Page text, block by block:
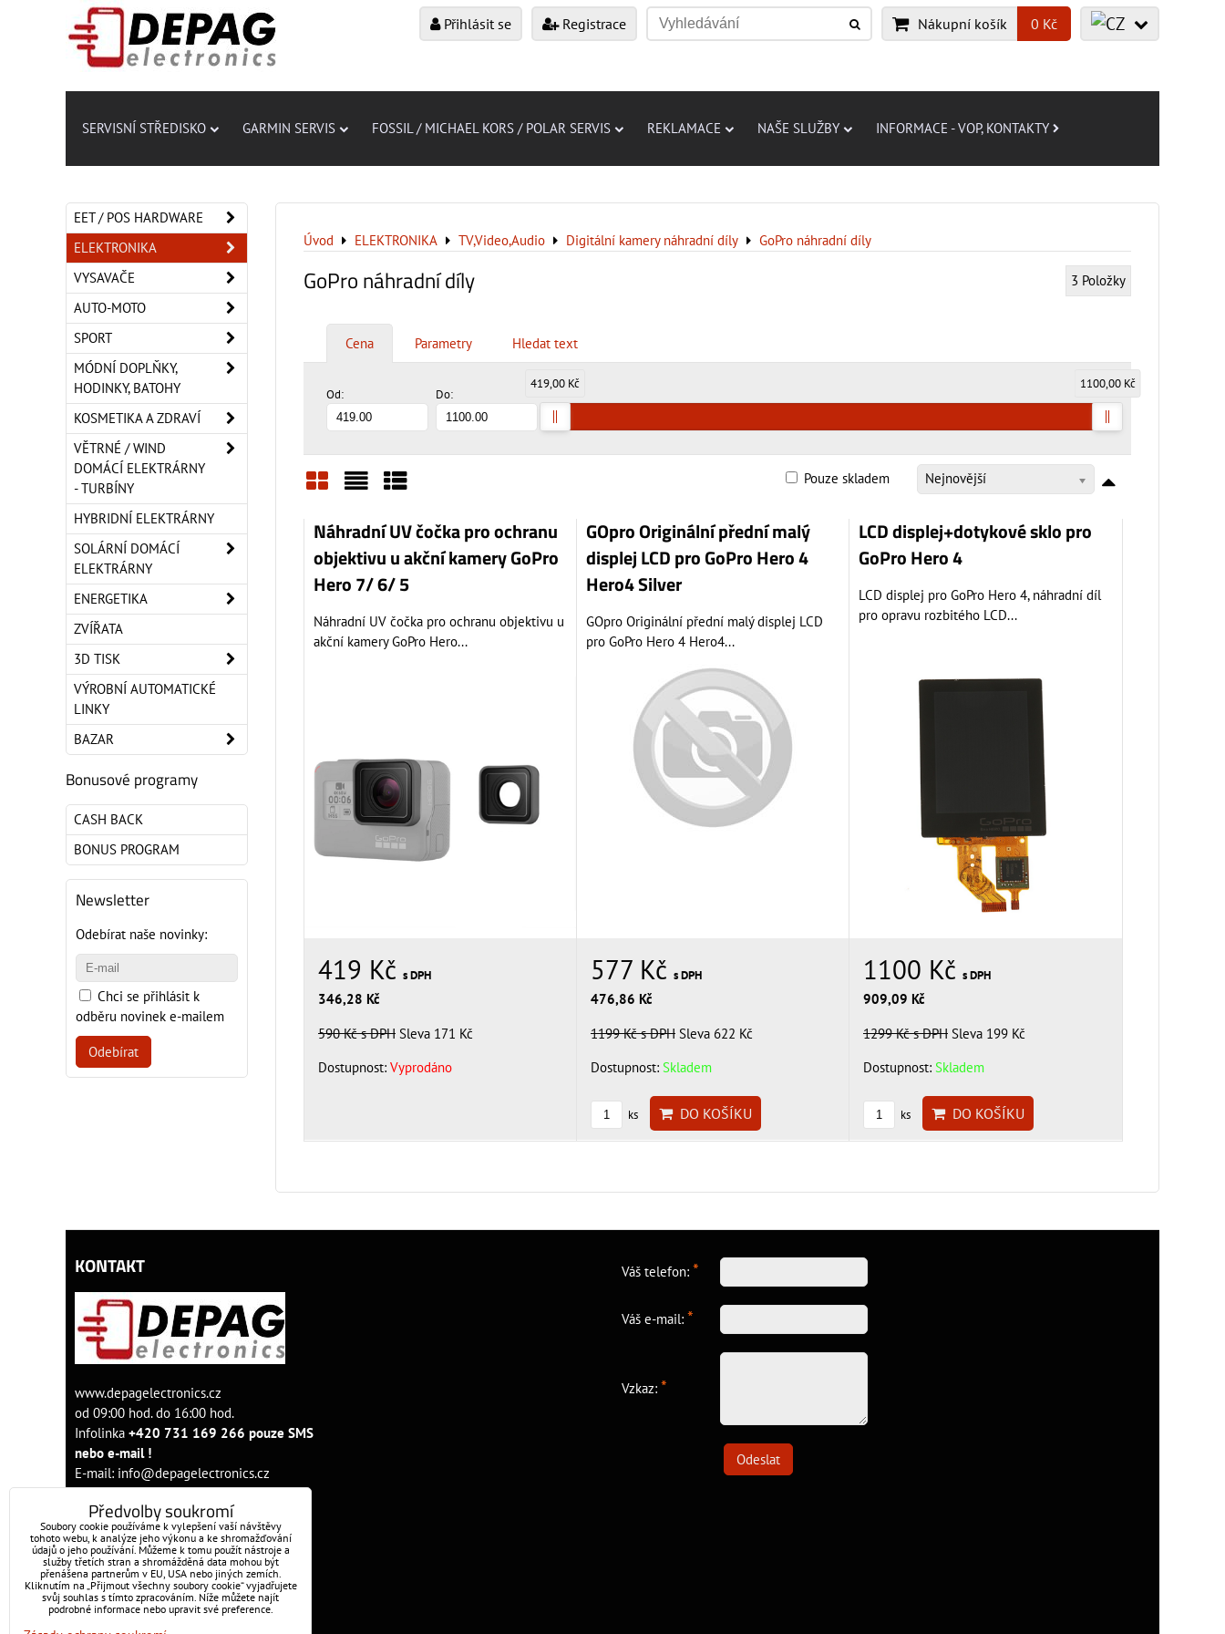
Přihlásit se Registrace Nákupní košík 0 Kč
SERVISNÍ STŘEDISKO GARMIN SERVIS FOSSIL / MICHAEL KORS / POLAR SERVIS REKLAMACE NAŠE SLUŽBY INFORMACE - VOP, KONTAKTY
Úvod ELEKTRONIKA TV,Video,Audio Digitální kamery náhradní díly GoPro náhradní díly
GoPro náhradní díly 3 Položky
Cena Parametry Hledat text
Od: Do:
419,00 Kč 1100,00 Kč
Mřížka
Nejnovější
Pouze skladem
Náhradní UV čočka pro ochranu
objektivu u akční kamery GoPro
Hero 7/ 6/ 5
Náhradní UV čočka pro ochranu objektivu u
akční kamery GoPro Hero...
419 Kč s DPH
346,28 Kč
590 Kčs DPH Sleva 171 Kč
Dostupnost: Vyprodáno
GOpro Originální přední malý
displej LCD pro GoPro Hero 4
Hero4 Silver
GOpro Originální přední malý displej LCD
pro GoPro Hero 4 Hero4...
577 Kč s DPH
476,86 Kč
1199 Kčs DPH Sleva 622 Kč
Dostupnost: Skladem
ks DO KOŠÍKU
LCD displej+dotykové sklo pro
GoPro Hero 4
LCD displej pro GoPro Hero 4, náhradní díl
pro opravu rozbitého LCD...
1100 Kčs DPH
909,09 Kč
1299 Kčs DPH Sleva 199 Kč
Dostupnost:Skladem
ks DO KOŠÍKU
EET / POS HARDWARE
ELEKTRONIKA
VYSAVAČE
AUTO-MOTO
SPORT
MÓDNÍ DOPLŇKY,
HODINKY, BATOHY
KOSMETIKA A ZDRAVÍ
VĚTRNÉ / WIND
DOMÁCÍ ELEKTRÁRNY
- TURBÍNY
HYBRIDNÍ ELEKTRÁRNY
SOLÁRNÍ DOMÁCÍ
ELEKTRÁRNY
ENERGETIKA
ZVÍŘATA
3D TISK
VÝROBNÍ AUTOMATICKÉ
LINKY
BAZAR
Bonusové programy
CASH BACK
BONUS PROGRAM
Newsletter
Odebírat naše novinky:
Chci se přihlásit k
odběru novinek e-mailem
Odebírat
KONTAKT
www.depagelectronics.cz
od 09:00 hod. do 16:00 hod.
Infolinka +420 731 169 266 pouze SMS
nebo e-mail !
E-mail: info@depagelectronics.cz
Váš telefon: *
Váš e-mail: *
Vzkaz: *
Odeslat
Předvolby soukromí
Soubory cookie používáme k vylepšení vaší návštěvy
tohoto webu, k analýze jeho výkonu a ke shromažďování
údajů o jeho používání. Můžeme k tomu použít nástroje a
služby třetích stran a shromážděná data mohou být
přenášena partnerům v EU, USA nebo jiných zemích.
Kliknutím na „Přijmout všechny soubory cookie“ vyjadřujete
svůj souhlas s tímto zpracováním. Níže můžete najít
podrobné informace nebo upravit své preference.